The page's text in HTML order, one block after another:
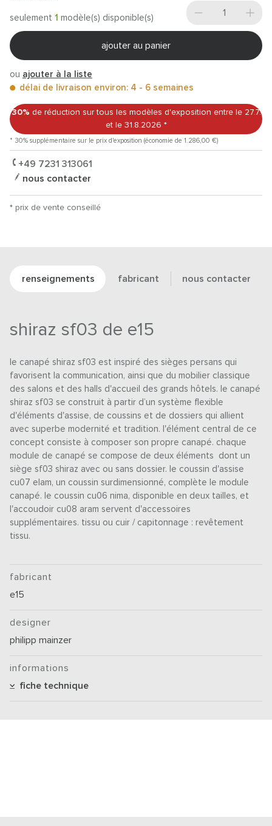
seulement 1 modèle(s) disponible(s)
ajouter au panier
ou ajouter à la liste
délai de livraison environ: 4 - 6 semaines
30% de réduction sur tous les modèles d'exposition entre le 27.7.
et le 31.8.2026 *
* 30% supplémentaire sur le prix d'exposition (économie de 1.286,00 €)
+49 7231 313061
nous contacter
* prix de vente conseillé
renseignements fabricant nous contacter
shiraz sf03 de e15
le canapé shiraz sf03 est inspiré des sièges persans qui
favorisent la communication, ainsi que du mobilier classique
des salons et des halls d'accueil des grands hôtels. le canapé
shiraz sf03 se construit à partir d’un système flexible
d'éléments d'assise, de coussins et de dossiers qui allient
avec superbe modernité et tradition. l'élément central de ce
concept consiste à composer son propre canapé. chaque
module de canapé se compose de deux éléments dont un
siège sf03 shiraz avec ou sans dossier. le coussin d'assise
cu07 elam, un coussin surdimensionné, complète le module
canapé. le coussin cu06 nima, disponible en deux tailles, et
l'accoudoir cu08 aram servent d'accessoires
supplémentaires. tissu ou cuir / capitonnage : revêtement
tissu.
fabricant
e15
designer
philipp mainzer
informations
fiche technique